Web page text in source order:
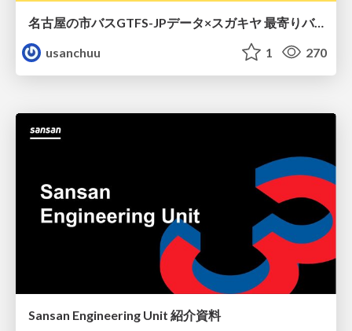
名古屋の市バスGTFS-JPデータ×スガキヤ 最寄りバス停検索をAmazon ElastiCache Serverless for Valkeyで最適化する
usanchuu
1 270
Sansan Engineering Unit 紹介資料